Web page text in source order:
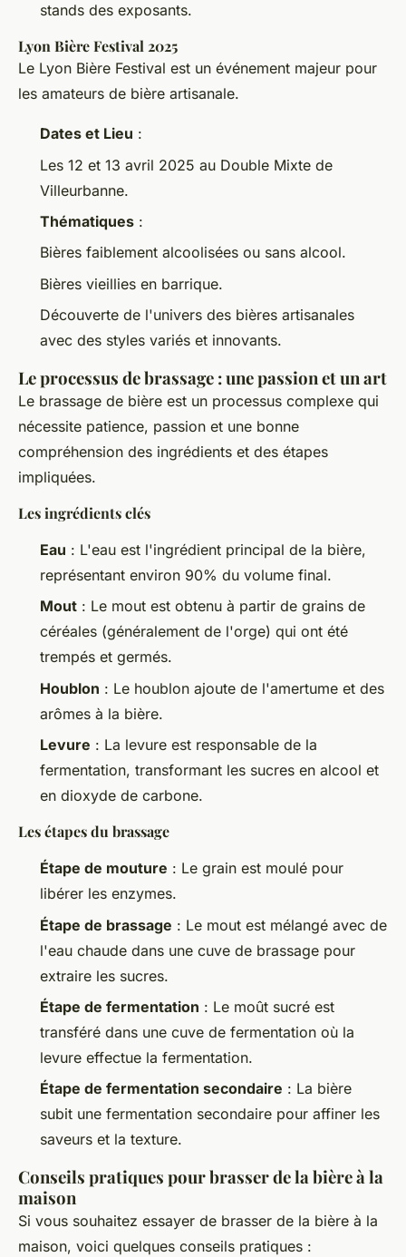
stands des exposants.
Lyon Bière Festival 2025
Le Lyon Bière Festival est un événement majeur pour
les amateurs de bière artisanale.
Dates et Lieu :
Les 12 et 13 avril 2025 au Double Mixte de
Villeurbanne.
Thématiques :
Bières faiblement alcoolisées ou sans alcool.
Bières vieillies en barrique.
Découverte de l'univers des bières artisanales
avec des styles variés et innovants.
Le processus de brassage : une passion et un art
Le brassage de bière est un processus complexe qui
nécessite patience, passion et une bonne
compréhension des ingrédients et des étapes
impliquées.
Les ingrédients clés
Eau : L'eau est l'ingrédient principal de la bière,
représentant environ 90% du volume final.
Mout : Le mout est obtenu à partir de grains de
céréales (généralement de l'orge) qui ont été
trempés et germés.
Houblon : Le houblon ajoute de l'amertume et des
arômes à la bière.
Levure : La levure est responsable de la
fermentation, transformant les sucres en alcool et
en dioxyde de carbone.
Les étapes du brassage
Étape de mouture : Le grain est moulé pour
libérer les enzymes.
Étape de brassage : Le mout est mélangé avec de
l'eau chaude dans une cuve de brassage pour
extraire les sucres.
Étape de fermentation : Le moût sucré est
transféré dans une cuve de fermentation où la
levure effectue la fermentation.
Étape de fermentation secondaire : La bière
subit une fermentation secondaire pour affiner les
saveurs et la texture.
Conseils pratiques pour brasser de la bière à la
maison
Si vous souhaitez essayer de brasser de la bière à la
maison, voici quelques conseils pratiques :